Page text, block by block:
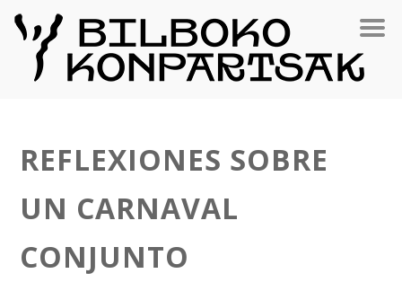
REFLEXIONES SOBRE
UN CARNAVAL
CONJUNTO